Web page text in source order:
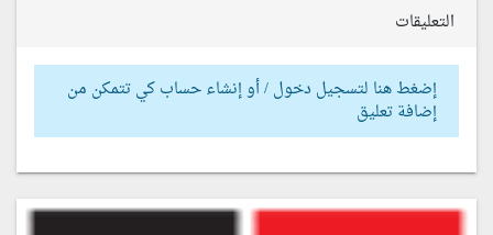
التعليقات
إضغط هنا لتسجيل دخول / أو إنشاء حساب كي تتمكن من
إضافة تعليق